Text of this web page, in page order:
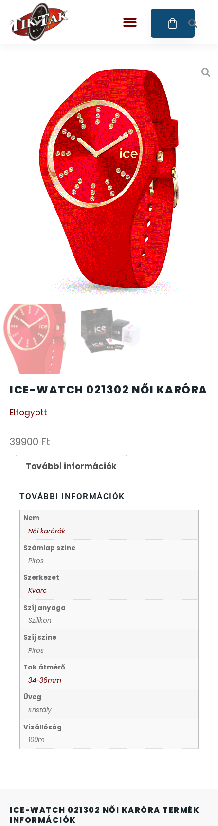
ICE-WATCH 021302 NŐI KARÓRA
Elfogyott
39900 Ft
További információk
TOVÁBBI INFORMÁCIÓK
Nem
Női karórák
Számlap színe
Piros
Szerkezet
Kvarc
Szíj anyaga
Szilikon
Szíj színe
Piros
Tok átmérő
34-36mm
Üveg
Kristály
Vízállóság
100m
ICE-WATCH 021302 NŐI KARÓRA TERMÉK
INFORMÁCIÓK
BIGOTTI Milano
CALYPSO
CANGO & RINALDI
CANGO & RINALDI CHARM
CANGO&RINALDI KARÓRÁK
DANIEL KLEIN
DIVAT KARÓRÁK (Curren, Oulm,Naviforce, D-
DOXA
ESPRIT
FESTINA
FIGURÁS ÉBRESZTŐÓRÁK
FREELOOK
GUESS KARÓRÁK
HÁLÓZATI ÓRÁK
HOLLÓHÁZI PORCELÁN
ICE WATCH
KANDALLÓÓRÁK
KENNETH COLE
LORUS
LOTUS STYLE